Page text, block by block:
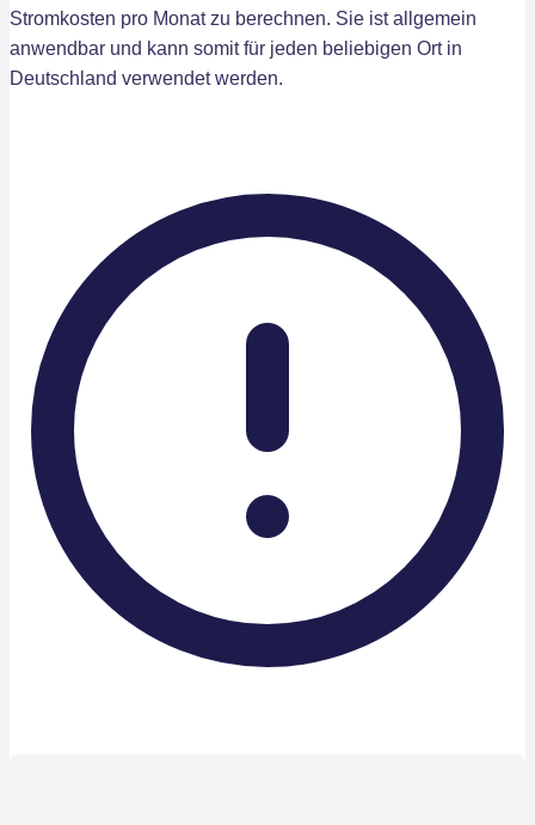
Stromkosten pro Monat zu berechnen. Sie ist allgemein
anwendbar und kann somit für jeden beliebigen Ort in
Deutschland verwendet werden.